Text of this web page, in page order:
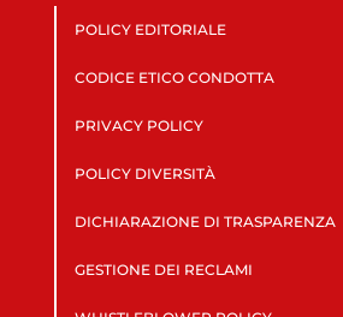
POLICY EDITORIALE
CODICE ETICO CONDOTTA
PRIVACY POLICY
POLICY DIVERSITÀ
DICHIARAZIONE DI TRASPARENZA
GESTIONE DEI RECLAMI